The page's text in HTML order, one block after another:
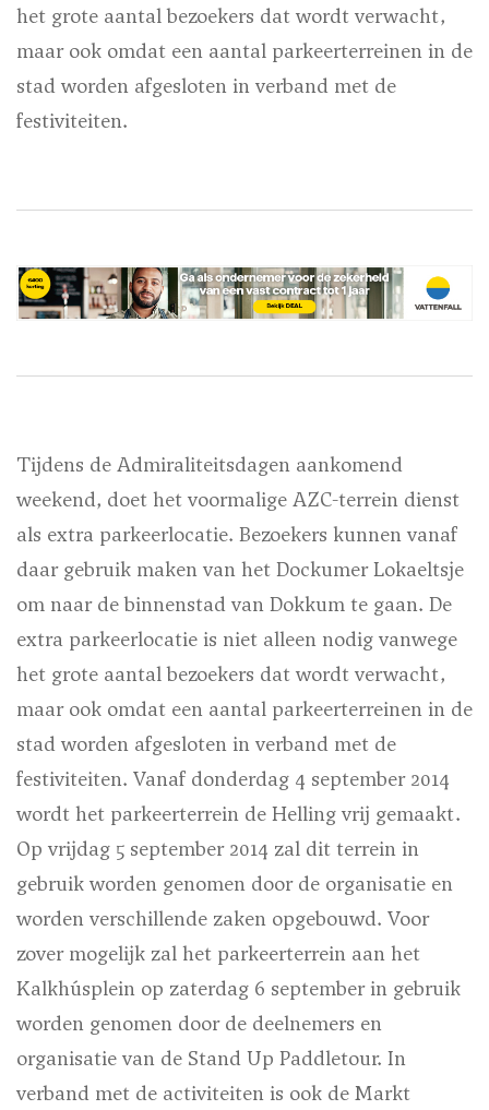
het grote aantal bezoekers dat wordt verwacht,
maar ook omdat een aantal parkeerterreinen in de
stad worden afgesloten in verband met de
festiviteiten.
Tijdens de Admiraliteitsdagen aankomend
weekend, doet het voormalige AZC-terrein dienst
als extra parkeerlocatie. Bezoekers kunnen vanaf
daar gebruik maken van het Dockumer Lokaeltsje
om naar de binnenstad van Dokkum te gaan. De
extra parkeerlocatie is niet alleen nodig vanwege
het grote aantal bezoekers dat wordt verwacht,
maar ook omdat een aantal parkeerterreinen in de
stad worden afgesloten in verband met de
festiviteiten. Vanaf donderdag 4 september 2014
wordt het parkeerterrein de Helling vrij gemaakt.
Op vrijdag 5 september 2014 zal dit terrein in
gebruik worden genomen door de organisatie en
worden verschillende zaken opgebouwd. Voor
zover mogelijk zal het parkeerterrein aan het
Kalkhúsplein op zaterdag 6 september in gebruik
worden genomen door de deelnemers en
organisatie van de Stand Up Paddletour. In
verband met de activiteiten is ook de Markt